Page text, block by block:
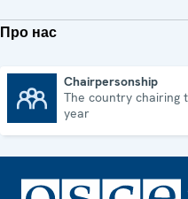
Про нас
Chairpersonship
The country chairing
year